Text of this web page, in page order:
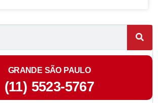
GRANDE SÃO PAULO
(11) 5523-5767